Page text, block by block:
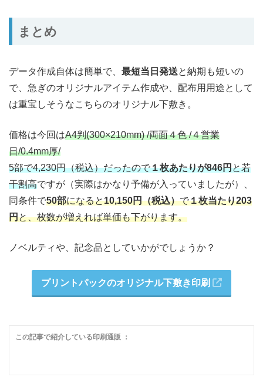
まとめ
データ作成自体は簡単で、 最短当日発送と納期も短いの
で、急ぎのオリジナルアイテム作成や、配布用用途として
は重宝しそうなこちらのオリジナル下敷き。
価格は今回はA4判(300×210mm) /両面４色 /４営業
日/0.4mm厚/
5部で4,230円（税込）だったので１枚あたりが846円と若
干割高ですが（実際はかなり予備が入っていましたが）、
同条件で50部になると10,150円（税込）で１枚当たり203
円と、枚数が増えれば単価も下がります。
ノベルティや、記念品としていかがでしょうか？
プリントパックのオリジナル下敷き印刷
この記事で紹介している印刷通販 ：